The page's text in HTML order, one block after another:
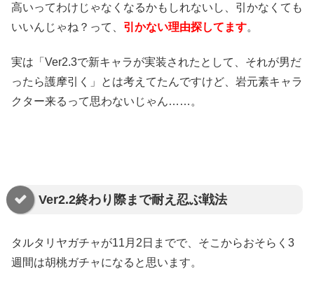
高いってわけじゃなくなるかもしれないし、引かなくても
いいんじゃね？って、 引かない理由探してます。
実は「Ver2.3で新キャラが実装されたとして、それが男だ
ったら護摩引く」とは考えてたんですけど、岩元素キャラ
クター来るって思わないじゃん……。
Ver2.2終わり際まで耐え忍ぶ戦法
タルタリヤガチャが11月2日までで、そこからおそらく3
週間は胡桃ガチャになると思います。